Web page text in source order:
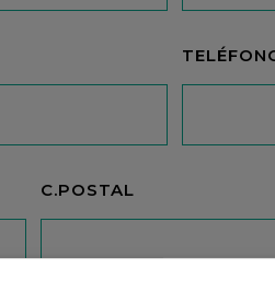
C.POSTAL